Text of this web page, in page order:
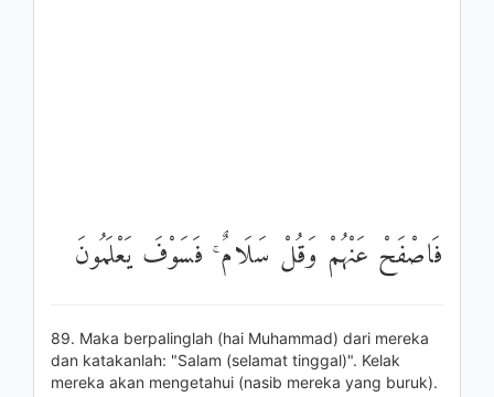
فَاصْفَحْ عَنْهُمْ وَقُلْ سَلَامٌ ۚ فَسَوْفَ يَعْلَمُونَ
89. Maka berpalinglah (hai Muhammad) dari mereka
dan katakanlah: "Salam (selamat tinggal)". Kelak
mereka akan mengetahui (nasib mereka yang buruk).